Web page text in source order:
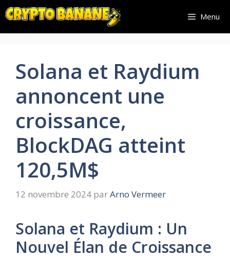
Aller
au
contenu
Menu
Solana et Raydium
annoncent une
croissance,
BlockDAG atteint
120,5M$
12 novembre 2024 parArno Vermeer
Solana et Raydium : Un
Nouvel Élan de Croissance